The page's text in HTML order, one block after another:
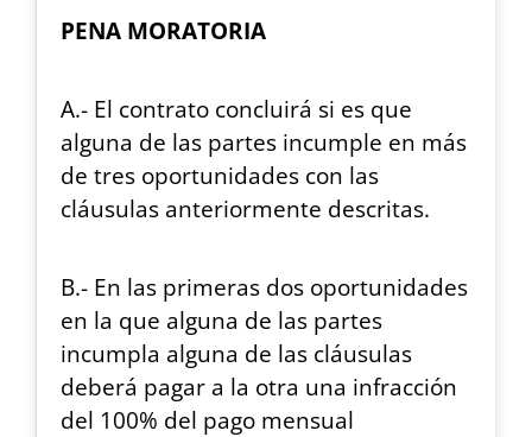
PENA MORATORIA
A.- El contrato concluirá si es que
alguna de las partes incumple en más
de tres oportunidades con las
cláusulas anteriormente descritas.
B.- En las primeras dos oportunidades
en la que alguna de las partes
incumpla alguna de las cláusulas
deberá pagar a la otra una infracción
del 100% del pago mensual